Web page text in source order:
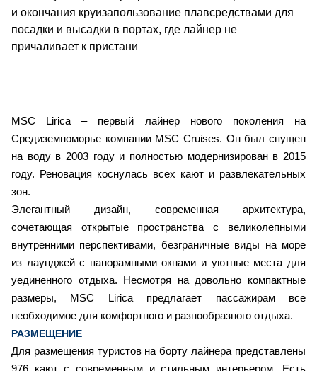
MSC Lirica – первый лайнер нового поколения на
Средиземноморье компании MSC Cruises. Он был спущен
на воду в 2003 году и полностью модернизирован в 2015
году. Реновация коснулась всех кают и развлекательных
зон.
Элегантный дизайн, современная архитектура,
сочетающая открытые пространства с великолепными
внутренними перспективами, безграничные виды на море
из лаунджей с панорамными окнами и уютные места для
уединенного отдыха. Несмотря на довольно компактные
размеры, MSC Lirica предлагает пассажирам все
необходимое для комфортного и разнообразного отдыха.
РАЗМЕЩЕНИЕ
Для размещения туристов на борту лайнера представлены
976 кают с современным и стильным интерьером. Есть
и окончания круизапользование плавсредствами для
посадки и высадки в портах, где лайнер не
причаливает к пристани